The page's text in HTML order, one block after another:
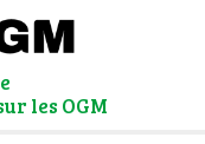
les OGM